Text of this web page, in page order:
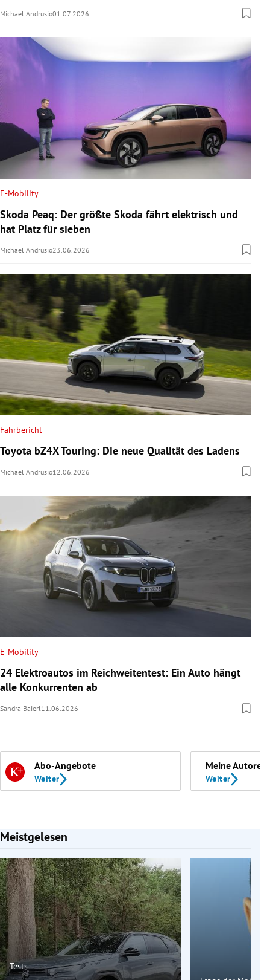
Michael Andrusio01.07.2026
E-Mobility
Skoda Peaq: Der größte Skoda fährt elektrisch und
hat Platz für sieben
Michael Andrusio23.06.2026
Fahrbericht
Toyota bZ4X Touring: Die neue Qualität des Ladens
Michael Andrusio12.06.2026
E-Mobility
24 Elektroautos im Reichweitentest: Ein Auto hängt
alle Konkurrenten ab
Sandra Baierl11.06.2026
Abo-Angebote
Weiter
Meine Autoren
Weiter
Meistgelesen
Slide 1 von 7
Tests